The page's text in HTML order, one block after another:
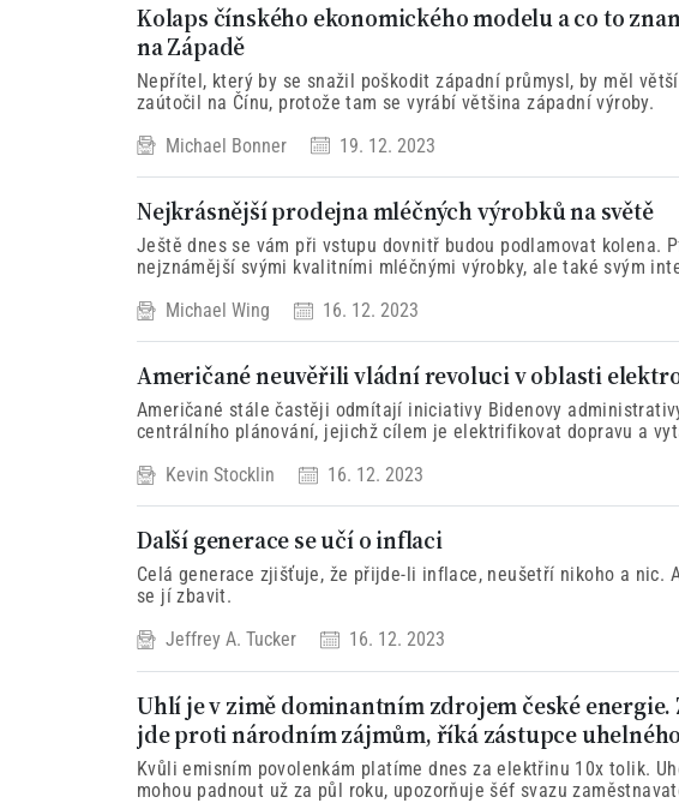
Kolaps čínského ekonomického modelu a co to
na Západě
Nepřítel, který by se snažil poškodit západní průmysl, by měl
zaútočil na Čínu, protože tam se vyrábí většina západní výroby.
Michael Bonner 19. 12. 2023
Nejkrásnější prodejna mléčných výrobků na světě
Ještě dnes se vám při vstupu dovnitř budou podlamovat kolena.
nejznámější svými kvalitními mléčnými výrobky, ale také svým
firma Villeroy & Boch.
Michael Wing 16. 12. 2023
Američané neuvěřili vládní revoluci v oblasti
Američané stále častěji odmítají iniciativy Bidenovy
centrálního plánování, jejichž cílem je elektrifikovat dopravu a
Kevin Stocklin 16. 12. 2023
Další generace se učí o inflaci
Celá generace zjišťuje, že přijde-li inflace, neušetří nikoho a nic.
se jí zbavit.
Jeffrey A. Tucker 16. 12. 2023
Uhlí je v zimě dominantním zdrojem české energie.
jde proti národním zájmům, říká zástupce
Kvůli emisním povolenkám platíme dnes za elektřinu 10x tolik.
mohou padnout už za půl roku, upozorňuje šéf svazu